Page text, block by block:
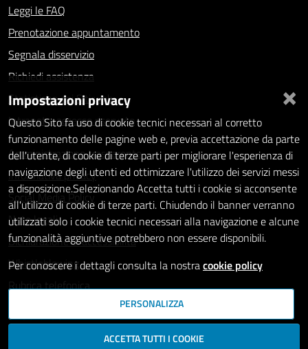
Leggi le FAQ
Prenotazione appuntamento
Segnala disservizio
Richiedi assistenza
Statistiche dei Siti web
Intranet - accesso riservato
Amministrazione trasparente
Informativa privacy
Social Media Policy
Note legali
Dichiarazione di accessibilità
Whistleblowing
Rubrica telefonica
SEGUICI SU
×
Impostazioni privacy
Questo Sito fa uso di cookie tecnici necessari al corretto
funzionamento delle pagine web e, previa accettazione da parte
dell'utente, di cookie di terze parti per migliorare l'esperienza di
navigazione degli utenti ed ottimizzare l'utilizzo dei servizi messi
a disposizione.Selezionando Accetta tutti i cookie si acconsente
all'utilizzo di cookie di terze parti. Chiudendo il banner verranno
utilizzati solo i cookie tecnici necessari alla navigazione e alcune
funzionalità aggiuntive potrebbero non essere disponibili.
Per conoscere i dettagli consulta la nostracookie policy
PERSONALIZZA
ACCETTA TUTTI I COOKIE